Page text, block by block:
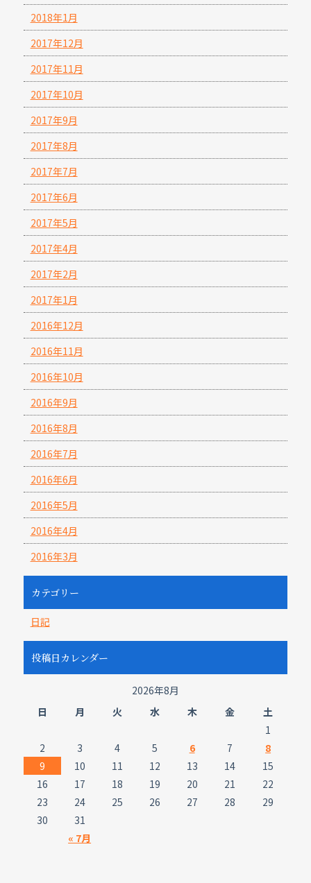
2018年1月
2017年12月
2017年11月
2017年10月
2017年9月
2017年8月
2017年7月
2017年6月
2017年5月
2017年4月
2017年2月
2017年1月
2016年12月
2016年11月
2016年10月
2016年9月
2016年8月
2016年7月
2016年6月
2016年5月
2016年4月
2016年3月
カテゴリー
日記
投稿日カレンダー
2026年8月
日
月 火 水 木 金 土
« 7月
1
2
3 4 5 6 7
8
9
10 11 12 13 14
15
16
17 18 19 20 21
22
23
24 25 26 27 28
29
30
31